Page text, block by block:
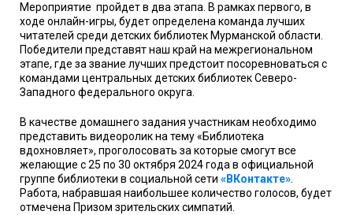
Мероприятие пройдет в два этапа. В рамках первого, в
ходе онлайн-игры, будет определена команда лучших
читателей среди детских библиотек Мурманской области.
Победители представят наш край на межрегиональном
этапе, где за звание лучших предстоит посоревноваться с
командами центральных детских библиотек Северо-
Западного федерального округа.
В качестве домашнего задания участникам необходимо
представить видеоролик на тему «Библиотека
вдохновляет», проголосовать за которые смогут все
желающие с 25 по 30 октября 2024 года в официальной
группе библиотеки в социальной сети «ВКонтакте».
Работа, набравшая наибольшее количество голосов, будет
отмечена Призом зрительских симпатий.